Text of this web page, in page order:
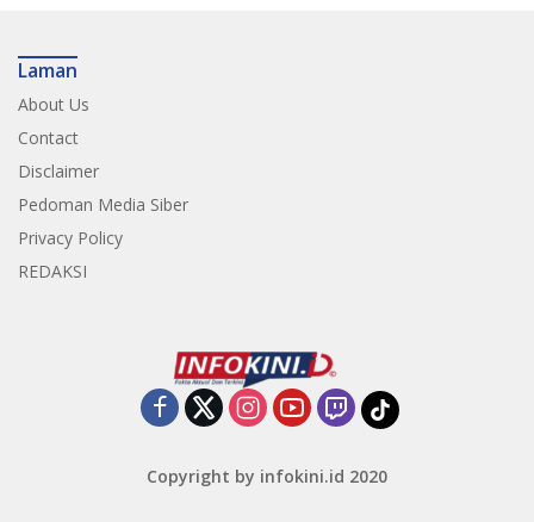
Laman
About Us
Contact
Disclaimer
Pedoman Media Siber
Privacy Policy
REDAKSI
Copyright by infokini.id 2020